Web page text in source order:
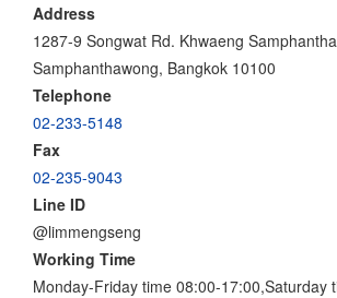
Address
1287-9 Songwat Rd. Khwaeng
Samphanthawong, Bangkok 10100
Telephone
02-233-5148
Fax
02-235-9043
Line ID
@limmengseng
Working Time
Monday-Friday time 08:00-17:00,Saturday